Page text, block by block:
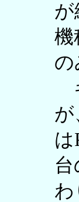
が
機
の
が
は
わ